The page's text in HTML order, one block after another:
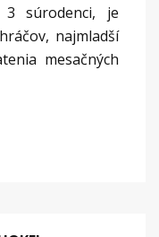
súrodenci, je
najmladší
mesačných